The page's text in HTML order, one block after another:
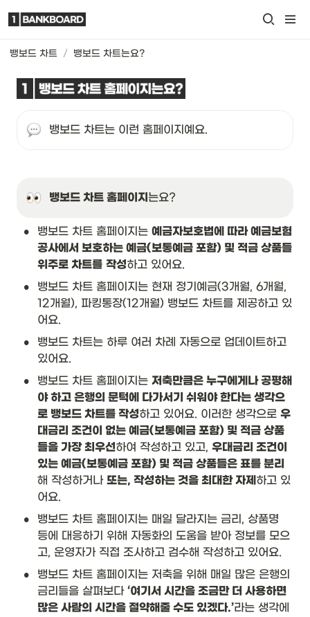
뱅보드 차트 / 뱅보드 차트는요?
뱅보드 차트는 이런 홈페이지예요.
뱅보드 차트 홈페이지는요?
• 뱅보드 차트 홈페이지는 예금자보호법에 따라 예금보험
공사에서 보호하는 예금(보통예금 포함) 및 적금 상품들
위주로 차트를 작성하고 있어요.
•
뱅보드 차트 홈페이지는 현재 정기예금(3개월, 6개월,
12개월), 파킹통장(12개월) 뱅보드 차트를 제공하고 있
어요.
•
뱅보드 차트는 하루 여러 차례 자동으로 업데이트하고
있어요.
• 뱅보드 차트 홈페이지는 저축만큼은 누구에게나 공평해
야 하고 은행의 문턱에 다가서기 쉬워야 한다는 생각으
로 뱅보드 차트를 작성하고 있어요. 이러한 생각으로 우
대금리 조건이 없는 예금(보통예금 포함) 및 적금 상품
들을 가장 최우선하여 작성하고 있고, 우대금리 조건이
있는 예금(보통예금 포함) 및 적금 상품들은 표를 분리
해 작성하거나 또는, 작성하는 것을 최대한 자제하고 있
어요.
•
뱅보드 차트 홈페이지는 매일 달라지는 금리, 상품명
등에 대응하기 위해 자동화의 도움을 받아 정보를 모으
고, 운영자가 직접 조사하고 검수해 작성하고 있어요.
•
뱅보드 차트 홈페이지는 저축을 위해 매일 많은 은행의
금리들을 살펴보다 ‘여기서 시간을 조금만 더 사용하면
많은 사람의 시간을 절약해줄 수도 있겠다.’라는 생각에